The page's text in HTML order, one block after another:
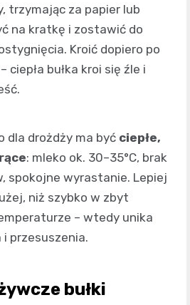
trzymając za papier lub
na kratkę i zostawić do
Kroić dopiero po
ciepła bułka kroi się źle i
dla drożdży ma być ciepłe,
: mleko ok. 30–35°C, brak
spokojne wyrastanie. Lepiej
niż szybko w zbyt
– wtedy unika
i przesuszenia.
bułki